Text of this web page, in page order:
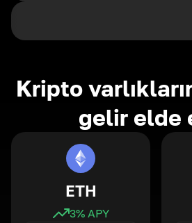
Kripto
gelir elde
ETH
3% APY